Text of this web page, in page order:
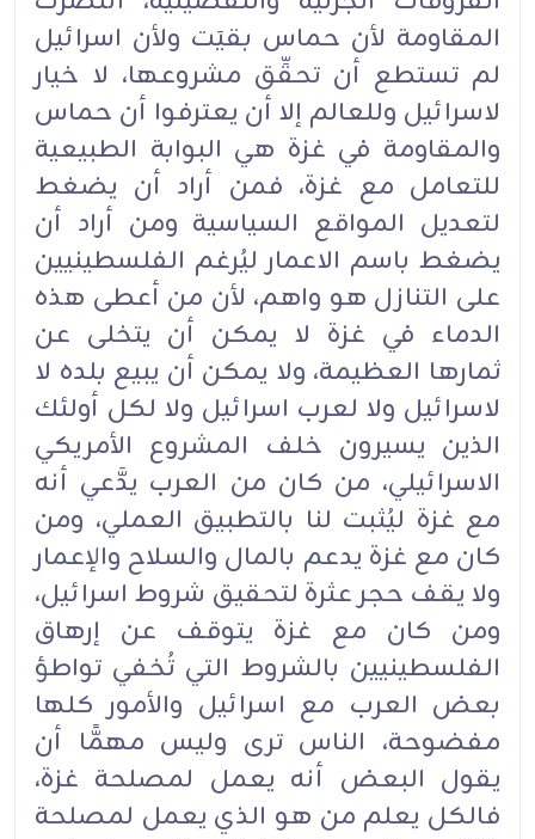
المقاومة لأن حماس بقيَت ولأن اسرائيل
لم تستطع أن تحقِّق مشروعها، لا خيار
لاسرائيل وللعالم إلا أن يعترفوا أن حماس
والمقاومة في غزة هي البوابة الطبيعية
للتعامل مع غزة، فمن أراد أن يضغط
لتعديل المواقع السياسية ومن أراد أن
يضغط باسم الاعمار ليُرغم الفلسطينيين
على التنازل هو واهم، لأن من أعطى هذه
الدماء في غزة لا يمكن أن يتخلى عن
ثمارها العظيمة، ولا يمكن أن يبيع بلده لا
لاسرائيل ولا لعرب اسرائيل ولا لكل أولئك
الذين يسيرون خلف المشروع الأمريكي
الاسرائيلي، من كان من العرب يدَّعي أنه
مع غزة ليُثبت لنا بالتطبيق العملي، ومن
كان مع غزة يدعم بالمال والسلاح والإعمار
ولا يقف حجر عثرة لتحقيق شروط اسرائيل،
ومن كان مع غزة يتوقف عن إرهاق
الفلسطينيين بالشروط التي تُخفي تواطؤ
بعض العرب مع اسرائيل والأمور كلها
مفضوحة، الناس ترى وليس مهمًّا أن
يقول البعض أنه يعمل لمصلحة غزة،
فالكل يعلم من هو الذي يعمل لمصلحة